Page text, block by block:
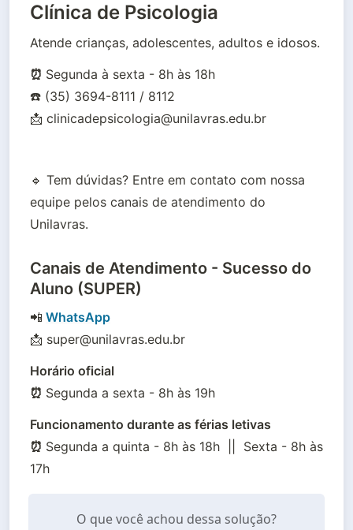
Clínica de Psicologia
Atende crianças, adolescentes, adultos e idosos.
⏰ Segunda à sexta - 8h às 18h
☎️ (35) 3694-8111 / 8112
📩 clinicadepsicologia@unilavras.edu.br
🔹 Tem dúvidas? Entre em contato com nossa
equipe pelos canais de atendimento do
Unilavras.
Canais de Atendimento - Sucesso do
Aluno (SUPER)
📲 WhatsApp
📩 super@unilavras.edu.br
Horário oficial
⏰ Segunda a sexta - 8h às 19h
Funcionamento durante as férias letivas
⏰ Segunda a quinta - 8h às 18h  ||  Sexta - 8h às
17h
O que você achou dessa solução?